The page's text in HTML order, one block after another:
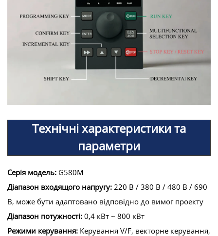
Технічні характеристики та
параметри
Серія модель: G580M
Діапазон входящого напругу: 220 В / 380 В / 480 В / 690
В, може бути адаптовано відповідно до вимог проекту
Діапазон потужності: 0,4 кВт ~ 800 кВт
Режими керування: Керування V/F, векторне керування,